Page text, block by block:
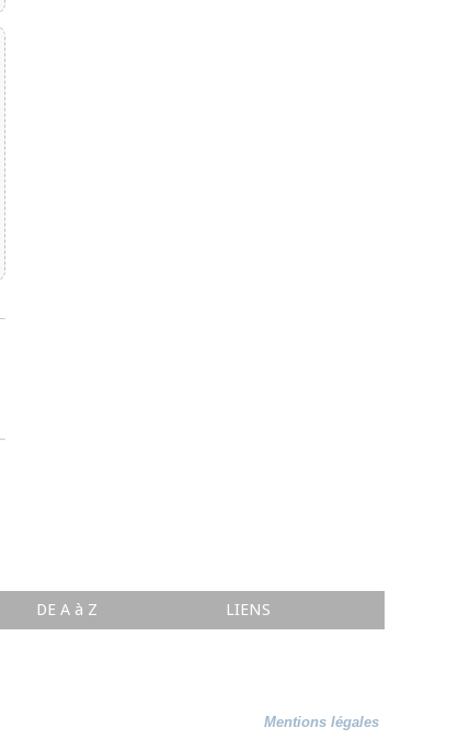
DE A à Z LIENS
Mentions légales